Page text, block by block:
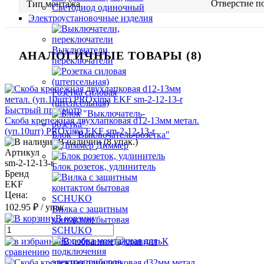
Светодиод одиночный
Электроустановочные изделия
Выключатели,
переключатели
Розетка силовая
(штепсельная)
Блок "Выключатель-розетка"
Диммер
Блок розеток, удлинитель
Вилка с защитным
контактом бытовая
SCHUKO
Тип монтажа Отверстие
АНАЛОГИЧНЫЕ ТОВАРЫ (8)
Быстрый просмотр
Скоба крепежная двухлапковая d12-13мм метал.
(уп.10шт) PROxima EKF sm-2-12-13-r
В наличии (8 упак.)
Артикул
sm-2-12-13-r
Бренд
EKF
Цена:
102.95 ₽ / упак.
В корзину
В избранное
К
сравнению